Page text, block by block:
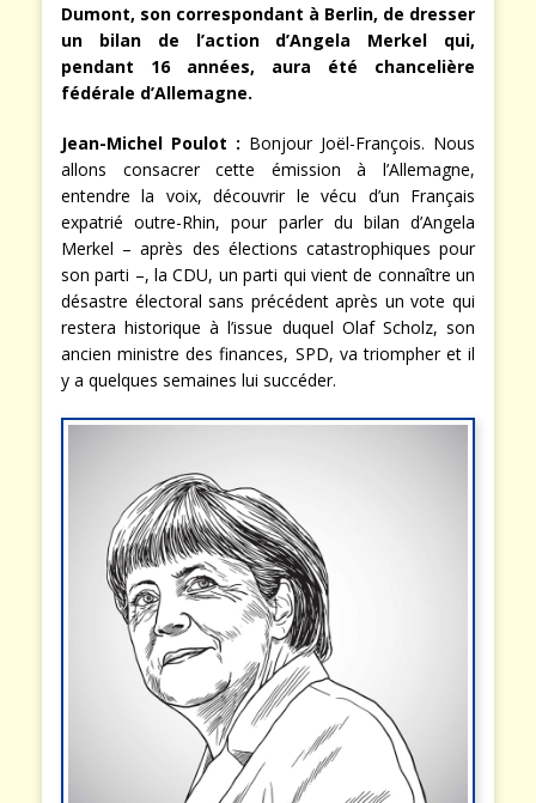
Dumont, son correspondant à Berlin, de dresser
un bilan de l’action d’Angela Merkel qui,
pendant 16 années, aura été chancelière
fédérale d’Allemagne.
Jean-Michel Poulot : Bonjour Joël-François. Nous
allons consacrer cette émission à l’Allemagne,
entendre la voix, découvrir le vécu d’un Français
expatrié outre-Rhin, pour parler du bilan d’Angela
Merkel – après des élections catastrophiques pour
son parti –, la CDU, un parti qui vient de connaître un
désastre électoral sans précédent après un vote qui
restera historique à l’issue duquel Olaf Scholz, son
ancien ministre des finances, SPD, va triompher et il
y a quelques semaines lui succéder.